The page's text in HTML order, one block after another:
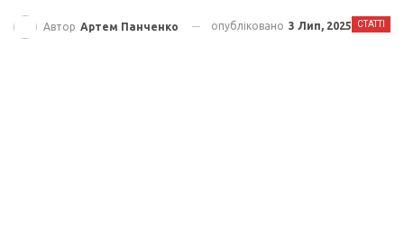
СТАТТІ
Автор Артем Панченко опубліковано 3 Лип, 2025